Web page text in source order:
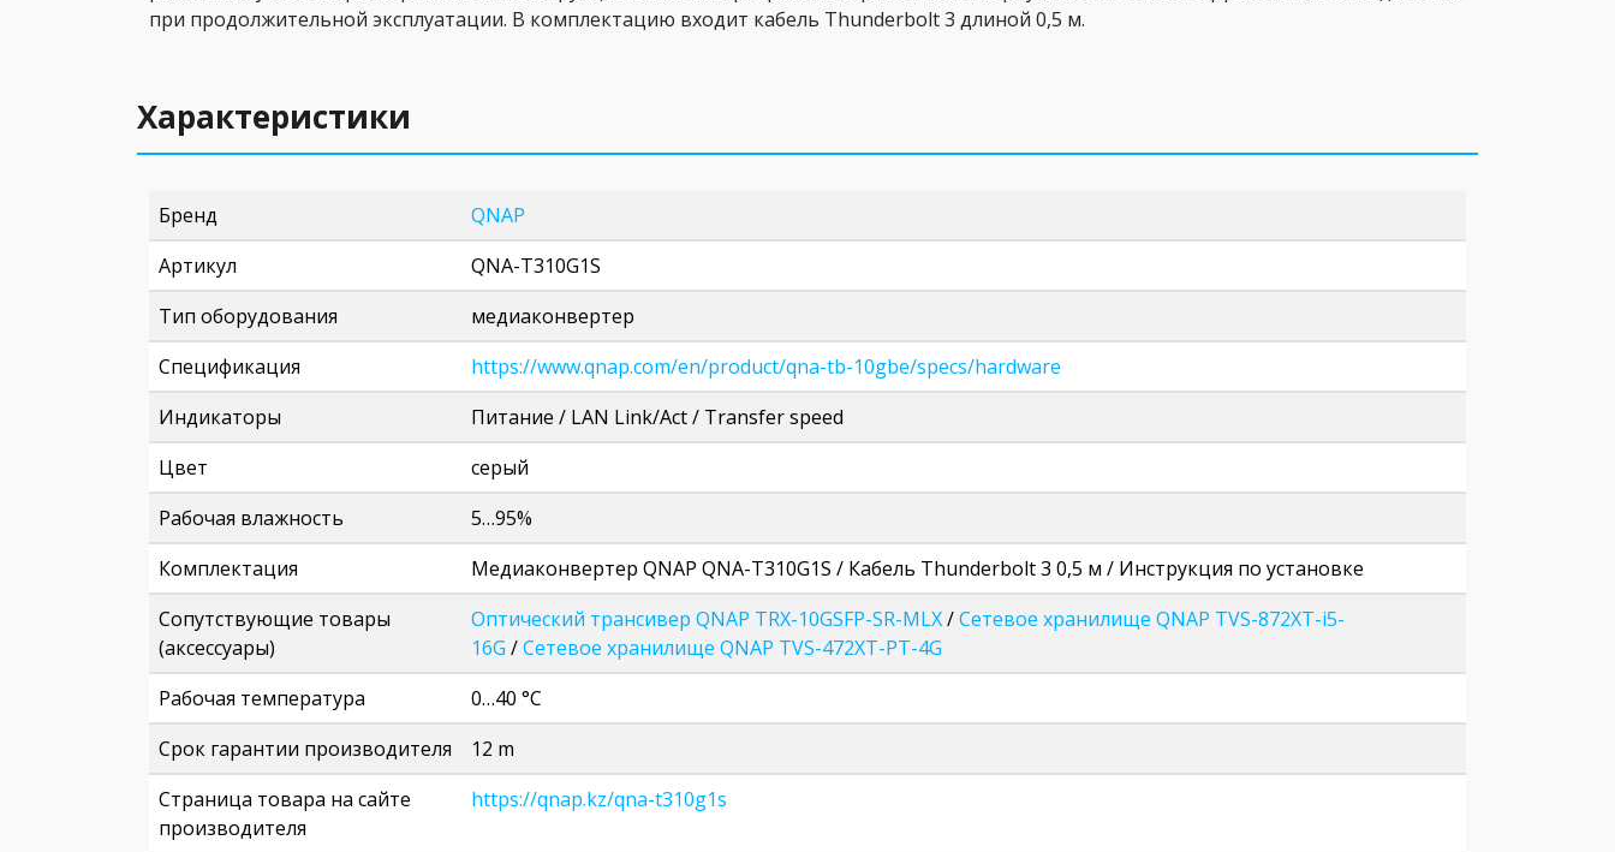
при продолжительной эксплуатации. В комплектацию входит кабель Thunderbolt 3 длиной 0,5 м.
Характеристики
Бренд
QNAP
Артикул
QNA-T310G1S
Тип оборудования
медиаконвертер
Спецификация
https://www.qnap.com/en/product/qna-tb-10gbe/specs/hardware
Индикаторы
Питание / LAN Link/Act / Transfer speed
Цвет
серый
Рабочая влажность
5…95%
Комплектация
Медиаконвертер QNAP QNA-T310G1S / Кабель Thunderbolt 3 0,5 м / Инструкция по установке
Сопутствующие товары
(аксессуары)
Оптический трансивер QNAP TRX-10GSFP-SR-MLX/Сетевое хранилище QNAP TVS-872XT-i5-
16G /Сетевое хранилище QNAP TVS-472XT-PT-4G
Рабочая температура
0…40 °C
Срок гарантии производителя
12 m
Страница товара на сайте
производителя
https://qnap.kz/qna-t310g1s